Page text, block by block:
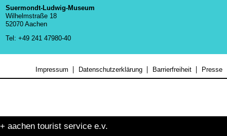
Suermondt-Ludwig-Museum
Wilhelmstraße 18
52070 Aachen
Tel: +49 241 47980-40
Impressum Datenschutzerklärung Barrierfreiheit Presse
+ aachen tourist service e.v.